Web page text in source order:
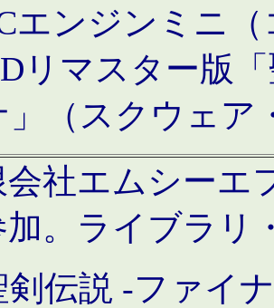
エンジンミニ
リマスター版
」（スクウェア
会社エムシーエ
加。ライブラリ
剣伝説 -ファイ